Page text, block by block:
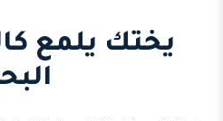
يختك يلمع